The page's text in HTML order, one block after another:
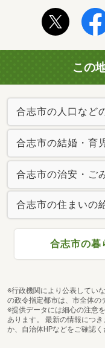
この
合志市の人口など
合志市の結婚・育
合志市の治安・ご
合志市の住まいの
合志市の暮
※行政機関により公表してい
の政令指定都市は、市全体の
※提供データには細心の注意
あります。 最新の情報につ
か、自治体HPなどをご確認く